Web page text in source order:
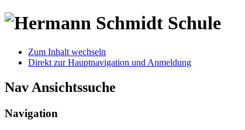
Zum Inhalt wechseln
Direkt zur Hauptnavigation und Anmeldung
Nav Ansichtssuche
Navigation